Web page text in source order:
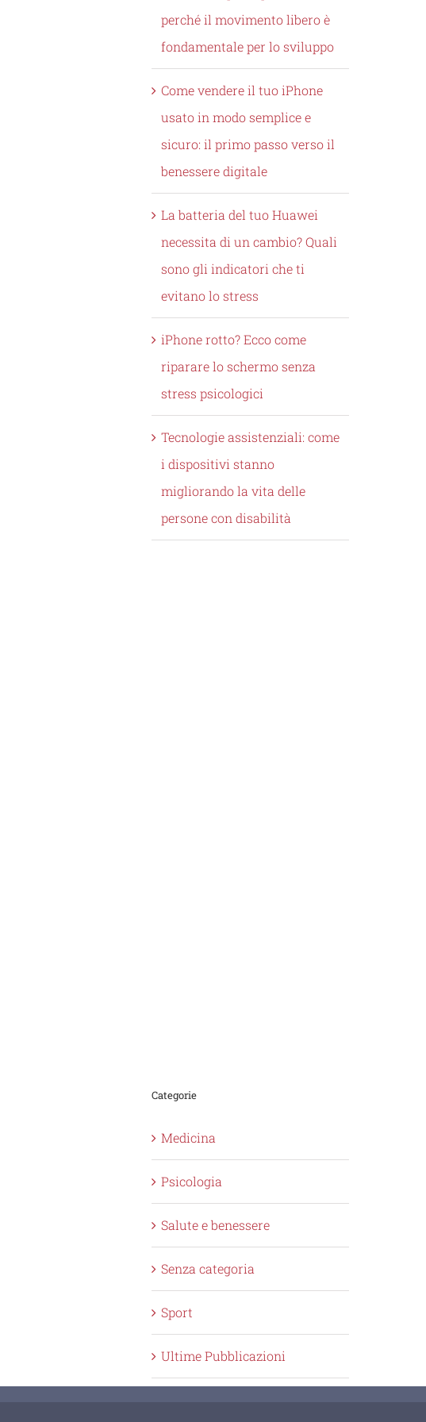
perché il movimento libero è
fondamentale per lo sviluppo
Come vendere il tuo iPhone
usato in modo semplice e
sicuro: il primo passo verso il
benessere digitale
La batteria del tuo Huawei
necessita di un cambio? Quali
sono gli indicatori che ti
evitano lo stress
iPhone rotto? Ecco come
riparare lo schermo senza
stress psicologici
Tecnologie assistenziali: come
i dispositivi stanno
migliorando la vita delle
persone con disabilità
Categorie
Medicina
Psicologia
Salute e benessere
Senza categoria
Sport
Ultime Pubblicazioni